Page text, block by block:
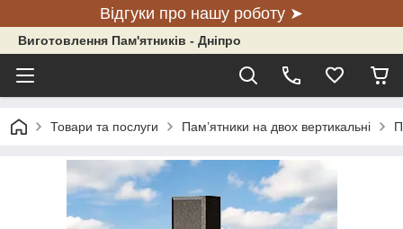
Відгуки про нашу роботу ➤
Виготовлення Пам'ятників - Дніпро
Товари та послуги Пам’ятники на двох вертикальні